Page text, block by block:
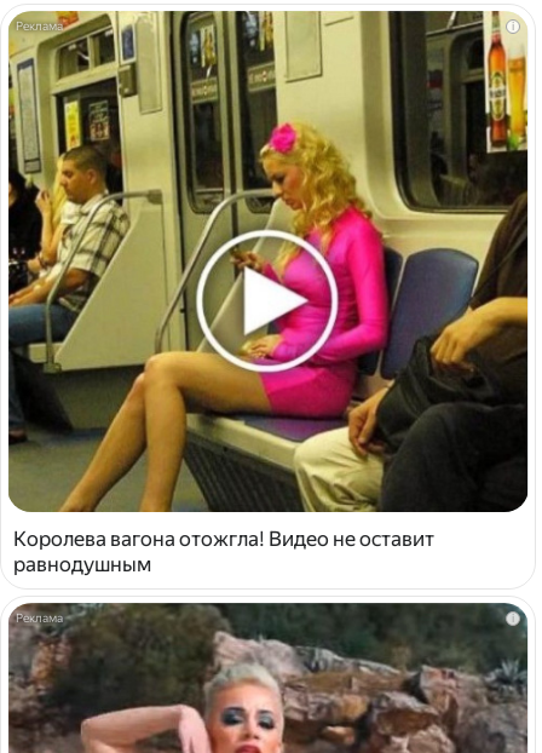
i
Королева вагона отожгла! Видео не оставит
равнодушным
i